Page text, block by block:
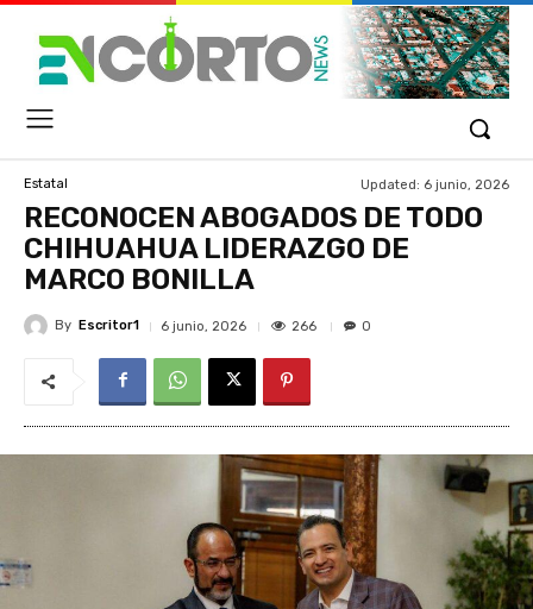
Estatal Updated: 6 junio, 2026
RECONOCEN ABOGADOS DE TODO
CHIHUAHUA LIDERAZGO DE
MARCO BONILLA
By Escritor1 6 junio, 2026 266 0